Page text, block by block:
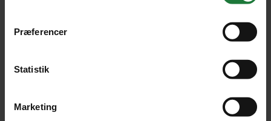
Præferencer
Statistik
Marketing